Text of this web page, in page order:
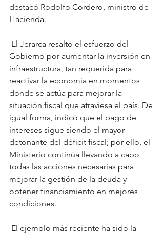
destacó Rodolfo Cordero, ministro de
Hacienda.
Gobierno por aumentar la inversión en
infraestructura, tan requerida para
reactivar la economía en momentos
donde se actúa para mejorar la
situación fiscal que atraviesa el país. De
igual forma, indicó que el pago de
intereses sigue siendo el mayor
detonante del déficit fiscal; por ello, el
Ministerio continúa llevando a cabo
todas las acciones necesarias para
mejorar la gestión de la deuda y
obtener financiamiento en mejores
condiciones.